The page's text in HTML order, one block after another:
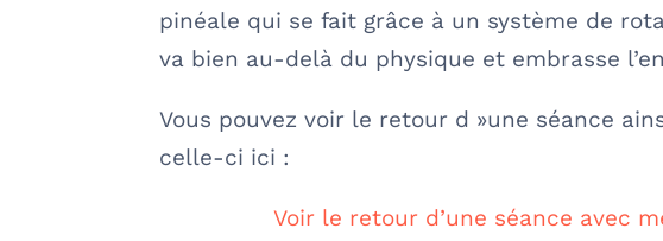
pinéale qui se fait grâce à un système de
va bien au-delà du physique et embrasse
Vous pouvez voir le retour d »une séance
celle-ci ici :
Voir le retour d’une séance avec